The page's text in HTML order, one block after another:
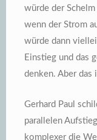
würde der
wenn der Strom
würde dann
Einstieg und das
denken. Aber das
Gerhard Paul
parallelen
komplexer die